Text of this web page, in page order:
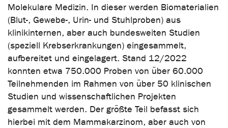
Molekulare Medizin. In dieser werden Biomaterialien
(Blut-, Gewebe-, Urin- und Stuhlproben) aus
klinikinternen, aber auch bundesweiten Studien
(speziell Krebserkrankungen) eingesammelt,
aufbereitet und eingelagert. Stand 12/2022
konnten etwa 750.000 Proben von über 60.000
Teilnehmenden im Rahmen von über 50 klinischen
Studien und wissenschaftlichen Projekten
gesammelt werden. Der größte Teil befasst sich
hierbei mit dem Mammakarzinom, aber auch von